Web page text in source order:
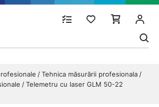
Tehnica măsurării profesionala
Telemetru cu laser GLM 50-22